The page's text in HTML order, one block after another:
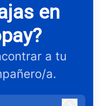
en
a tu
a.